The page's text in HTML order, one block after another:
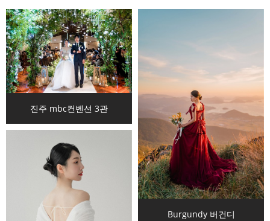
진주 mbc컨벤션 3관
Burgundy 버건디